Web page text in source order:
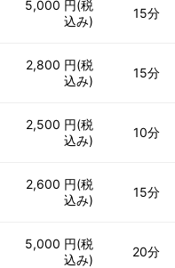
5,000 円(税
込み)
15分
2,800 円(税
込み)
15分
2,500 円(税
込み)
10分
2,600 円(税
込み)
15分
5,000 円(税
込み)
20分